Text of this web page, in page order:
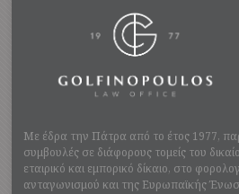
Με έδρα την Πάτρα από το έτος 1977,
συμβουλές σε διάφορους τομείς του
εταιρικό και εμπορικό δίκαιο, στο
ανταγωνισμού και της Ευρωπαϊκής